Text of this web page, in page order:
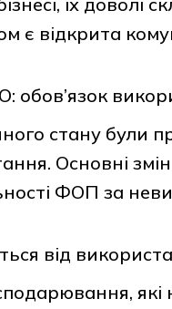
є відкрита
обов’язок
стану були
Основні
ФОП за
від